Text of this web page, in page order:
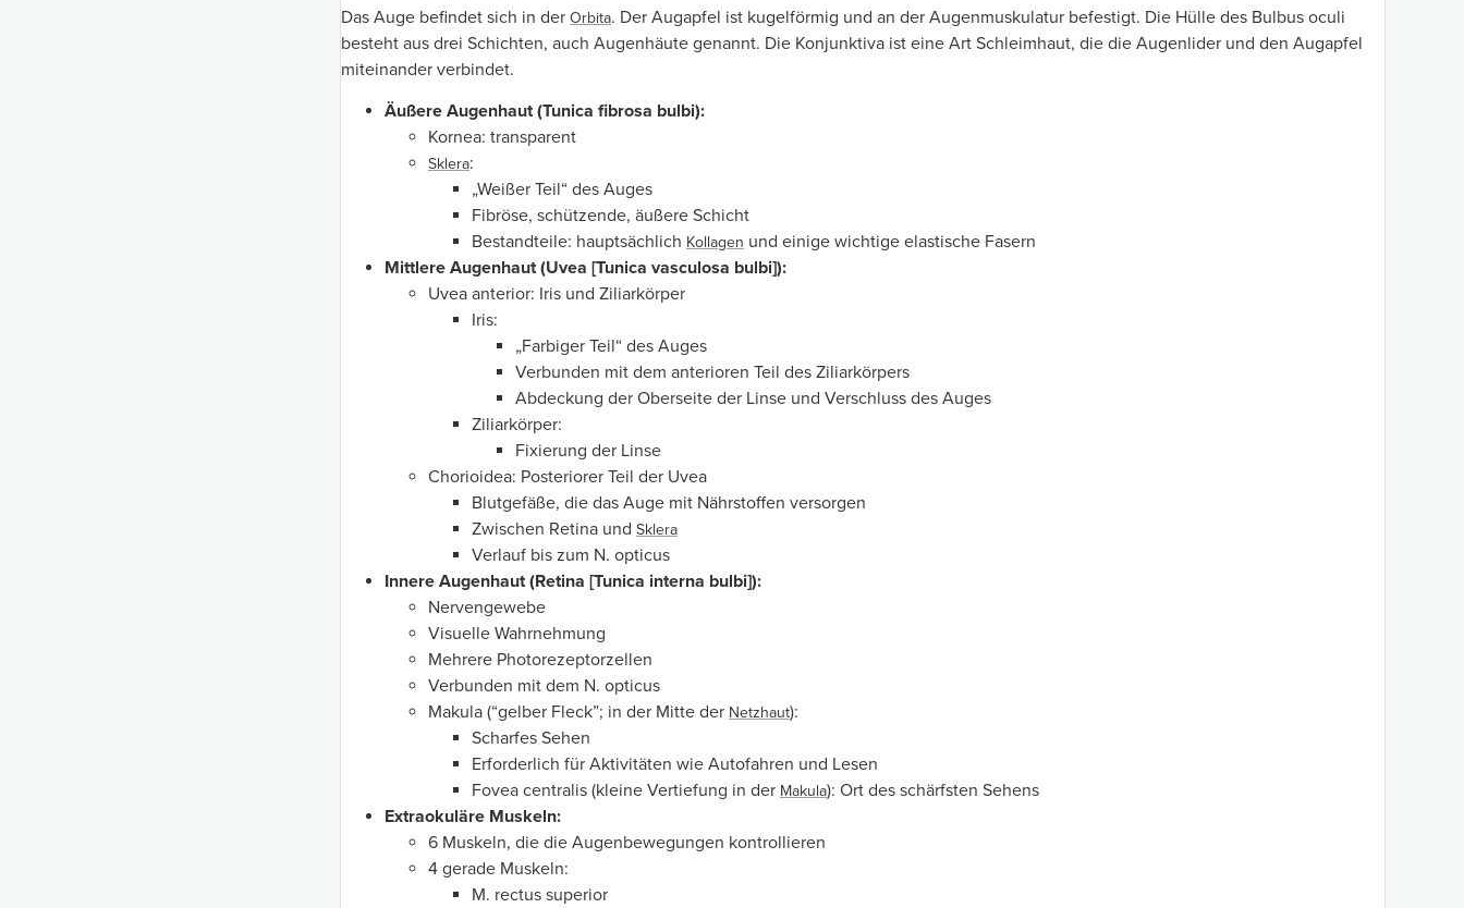
Das Auge befindet sich in der Orbita. Der Augapfel ist kugelförmig und an der Augenmuskulatur befestigt. Die Hülle des Bulbus oculi
besteht aus drei Schichten, auch Augenhäute genannt. Die Konjunktiva ist eine Art Schleimhaut, die die Augenlider und den Augapfel
miteinander verbindet.
Äußere Augenhaut (Tunica fibrosa bulbi):
Kornea: transparent
Sklera:
„Weißer Teil“ des Auges
Fibröse, schützende, äußere Schicht
Bestandteile: hauptsächlich Kollagen und einige wichtige elastische Fasern
Mittlere Augenhaut (Uvea [Tunica vasculosa bulbi]):
Uvea anterior: Iris und Ziliarkörper
Iris:
„Farbiger Teil“ des Auges
Verbunden mit dem anterioren Teil des Ziliarkörpers
Abdeckung der Oberseite der Linse und Verschluss des Auges
Ziliarkörper:
Fixierung der Linse
Chorioidea: Posteriorer Teil der Uvea
Blutgefäße, die das Auge mit Nährstoffen versorgen
Zwischen Retina und Sklera
Verlauf bis zum N. opticus
Innere Augenhaut (Retina [Tunica interna bulbi]):
Nervengewebe
Visuelle Wahrnehmung
Mehrere Photorezeptorzellen
Verbunden mit dem N. opticus
Makula (“gelber Fleck”; in der Mitte der Netzhaut):
Scharfes Sehen
Erforderlich für Aktivitäten wie Autofahren und Lesen
Fovea centralis (kleine Vertiefung in der Makula): Ort des schärfsten Sehens
Extraokuläre Muskeln:
6 Muskeln, die die Augenbewegungen kontrollieren
4 gerade Muskeln:
M. rectus superior